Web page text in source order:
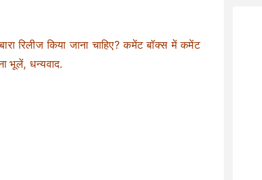
रिलीज किया जाना चाहिए? कमेंट बॉक्स में कमेंट
भूलें, धन्यवाद.